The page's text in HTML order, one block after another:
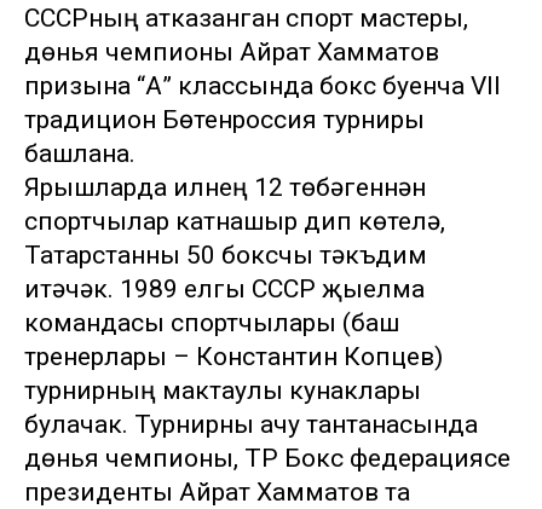
СССРның атказанган спорт мастеры,
дөнья чемпионы Айрат Хамматов
призына “А” классында бокс буенча VII
традицион Бөтенроссия турниры
башлана.
Ярышларда илнең 12 төбәгеннән
спортчылар катнашыр дип көтелә,
Татарстанны 50 боксчы тәкъдим
итәчәк. 1989 елгы СССР җыелма
командасы спортчылары (баш
тренерлары – Константин Копцев)
турнирның мактаулы кунаклары
булачак. Турнирны ачу тантанасында
дөнья чемпионы, ТР Бокс федерациясе
президенты Айрат Хамматов та